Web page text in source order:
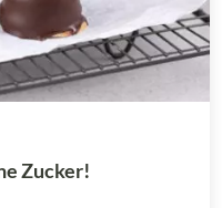
Zucker!